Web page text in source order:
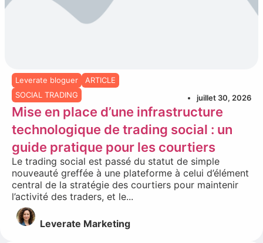
Leverate bloguer
ARTICLE
SOCIAL TRADING
juillet 30, 2026
Mise en place d’une infrastructure
technologique de trading social : un
guide pratique pour les courtiers
Le trading social est passé du statut de simple
nouveauté greffée à une plateforme à celui d’élément
central de la stratégie des courtiers pour maintenir
l’activité des traders, et le...
Leverate Marketing